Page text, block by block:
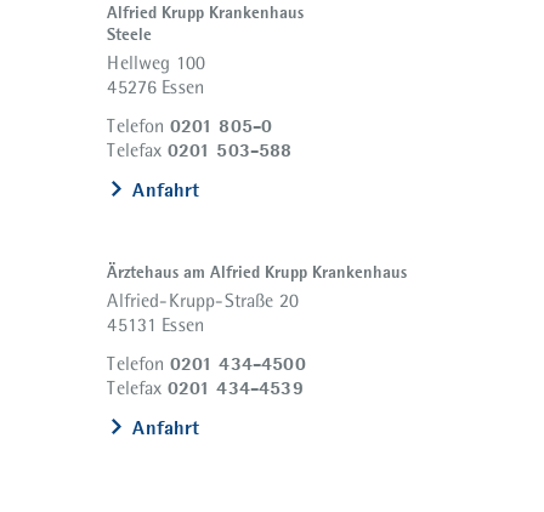
Alfried Krupp Krankenhaus
Steele
Hellweg 100
45276 Essen
Telefon 0201 805-0
Telefax 0201 503-588
Anfahrt
Ärztehaus am Alfried Krupp Krankenhaus
Alfried-Krupp-Straße 20
45131 Essen
Telefon 0201 434-4500
Telefax 0201 434-4539
Anfahrt